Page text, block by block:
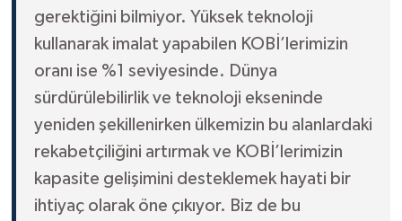
gerektiğini bilmiyor. Yüksek teknoloji
kullanarak imalat yapabilen KOBİ’lerimizin
oranı ise %1 seviyesinde. Dünya
sürdürülebilirlik ve teknoloji ekseninde
yeniden şekillenirken ülkemizin bu alanlardaki
rekabetçiliğini artırmak ve KOBİ’lerimizin
kapasite gelişimini desteklemek hayati bir
ihtiyaç olarak öne çıkıyor. Biz de bu